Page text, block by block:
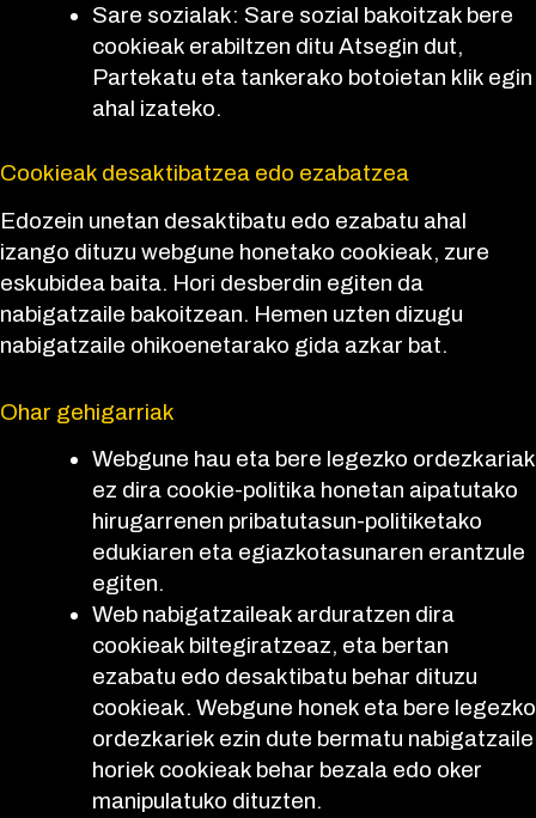
Sare sozialak: Sare sozial bakoitzak bere
cookieak erabiltzen ditu Atsegin dut,
Partekatu eta tankerako botoietan klik egin
ahal izateko.
Cookieak desaktibatzea edo ezabatzea
Edozein unetan desaktibatu edo ezabatu ahal
izango dituzu webgune honetako cookieak, zure
eskubidea baita. Hori desberdin egiten da
nabigatzaile bakoitzean. Hemen uzten dizugu
nabigatzaile ohikoenetarako gida azkar bat.
Ohar gehigarriak
Webgune hau eta bere legezko ordezkariak
ez dira cookie-politika honetan aipatutako
hirugarrenen pribatutasun-politiketako
edukiaren eta egiazkotasunaren erantzule
egiten.
Web nabigatzaileak arduratzen dira
cookieak biltegiratzeaz, eta bertan
ezabatu edo desaktibatu behar dituzu
cookieak. Webgune honek eta bere legezko
ordezkariek ezin dute bermatu nabigatzaile
horiek cookieak behar bezala edo oker
manipulatuko dituzten.